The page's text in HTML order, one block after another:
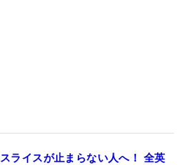
スライスが止まらない人へ！ 全英